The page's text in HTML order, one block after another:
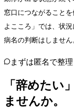
窓口につながること
よこころ」では、状
病名の判断はしません
まずは匿名で整理
「辞めたい
ませんか。